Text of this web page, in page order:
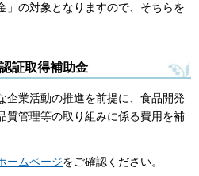
」の対象となりますので、そちらを
証取得補助金
企業活動の推進を前提に、食品開発
質管理等の取り組みに係る費用を補
ームページをご確認ください。